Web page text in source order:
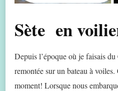
Sète en
Depuis l’époque où je faisais du
remontée sur un bateau à
moment! Lorsque nous